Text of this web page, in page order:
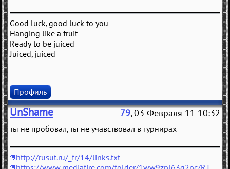
Good luck, good luck to you
Hanging like a fruit
Ready to be juiced
Juiced, juiced
Профиль
UnShame 79, 03 Февраля 11 10:32
ты не пробовал, ты не учавствовал в турнирах
http://rusut.ru/_fr/14/links.txt